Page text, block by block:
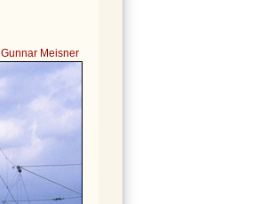
Gunnar Meisner